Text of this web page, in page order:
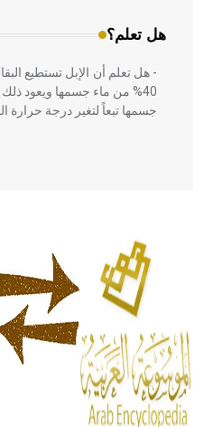
هل تعلم؟
- هل تعلم أن الإبل تستطيع
40% من ماء جسمها ويعود
جسمها تبعاً لتغير درجة حرارة
الحكم، الأدلة، تنظيم
له الفضل بأنه حرر الطب من
- هل تعلم أن المرجان إفراز
من مادة كربونات الكلسيوم،
أجود أنواعه، ويمتاز بكبر